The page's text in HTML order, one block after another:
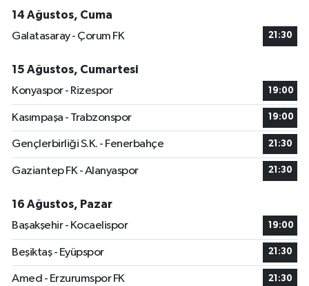
14 Ağustos, Cuma
Galatasaray - Çorum FK
21:30
15 Ağustos, Cumartesi
Konyaspor - Rizespor
19:00
Kasımpaşa - Trabzonspor 19:00
Gençlerbirliği S.K. - Fenerbahçe 21:30
Gaziantep FK - Alanyaspor 21:30
16 Ağustos, Pazar
Başakşehir - Kocaelispor
19:00
Beşiktaş - Eyüpspor 21:30
Amed - Erzurumspor FK 21:30